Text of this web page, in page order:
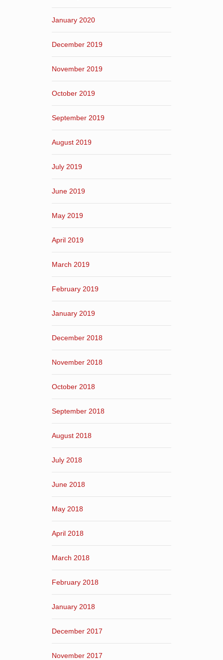
January 2020
December 2019
November 2019
October 2019
September 2019
August 2019
July 2019
June 2019
May 2019
April 2019
March 2019
February 2019
January 2019
December 2018
November 2018
October 2018
September 2018
August 2018
July 2018
June 2018
May 2018
April 2018
March 2018
February 2018
January 2018
December 2017
November 2017